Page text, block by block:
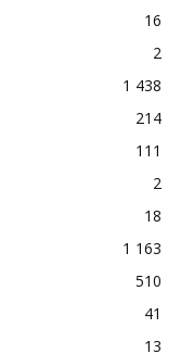
16
2
1 438
214
111
2
18
1 163
510
41
13